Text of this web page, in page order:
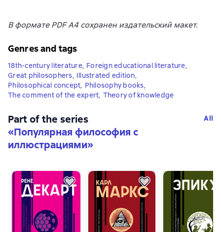
В формате PDF A4 сохранен издательский макет.
Genres and tags
18th-century literature, Foreign educational literature,
Great philosophers, Illustrated edition,
Philosophical concept, Philosophy books,
The comment of the expert, Theory of knowledge
Part of the series
«Популярная философия с
иллюстрациями»
All